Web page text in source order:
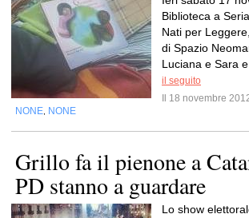
Biblioteca a
Nati per
di Spazio
Luciana e Sara
il seguito
Il 18 novembre
NONE NONE
Grillo fa il pienone a
PD stanno a guardare
Lo show